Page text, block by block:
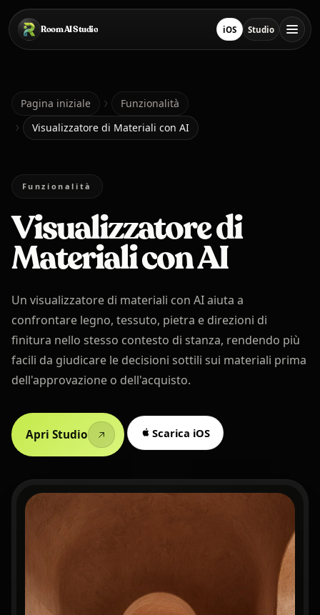
Salta al contenuto principale
Room AI Studio
Pagina iniziale iOSScarica su App Store
StudioApri Studio
Lingua
Italiano
Pagina iniziale
Funzionalità
Visualizzatore di Materiali con AI
Funzionalità
Visualizzatore di
Materiali con AI
Un visualizzatore di materiali con AI aiuta a
confrontare legno, tessuto, pietra e direzioni di
finitura nello stesso contesto di stanza, rendendo più
facili da giudicare le decisioni sottili sui materiali prima
dell'approvazione o dell'acquisto.
Apri Studio Scarica iOS